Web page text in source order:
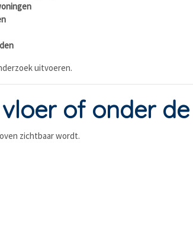
uitvoeren.
of onder
zichtbaar wordt.